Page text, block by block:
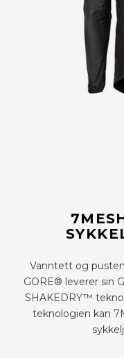
Vanntett og
GORE® leverer sin
SHAKEDRY™
teknologien kan